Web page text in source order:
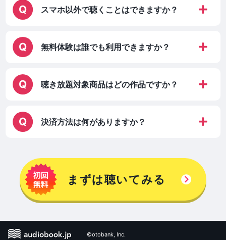
スマホ以外で聴くことはできますか？
無料体験は誰でも利用できますか？
聴き放題対象商品はどの作品ですか？
決済方法は何がありますか？
まずは聴いてみる
©otobank, Inc.